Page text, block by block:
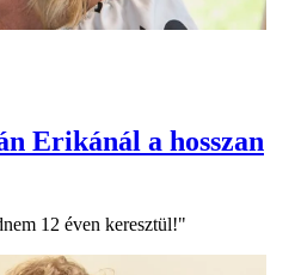
Erikánál a hosszan
12 éven keresztül!"